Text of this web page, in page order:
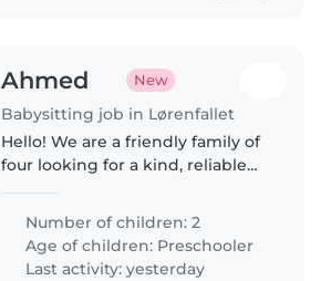
Ahmed New
Babysitting job in Lørenfallet
Hello! We are a friendly family of
four looking for a kind, reliable
boys, aged 8 and 5. They are
energetic, curious, and enjoy
playing games, reading,..
Number of children: 2
Age of children: Preschooler
Last activity: yesterday